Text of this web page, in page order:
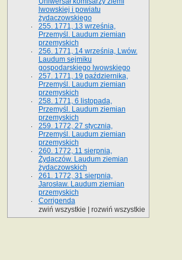
lwowskiej i powiatu
żydaczowskiego
255. 1771, 13 września,
Przemyśl. Laudum ziemian
przemyskich
256. 1771, 14 września, Lwów.
Laudum sejmiku
gospodarskiego lwowskiego
257. 1771, 19 października,
Przemyśl. Laudum ziemian
przemyskich
258. 1771, 6 listopada,
Przemyśl. Laudum ziemian
przemyskich
259. 1772, 27 stycznia,
Przemyśl. Laudum ziemian
przemyskich
260. 1772, 11 sierpnia,
Żydaczów. Laudum ziemian
żydaczowskich
261. 1772, 31 sierpnia,
Jarosław. Laudum ziemian
przemyskich
Corrigenda
zwiń wszystkie
rozwiń wszystkie